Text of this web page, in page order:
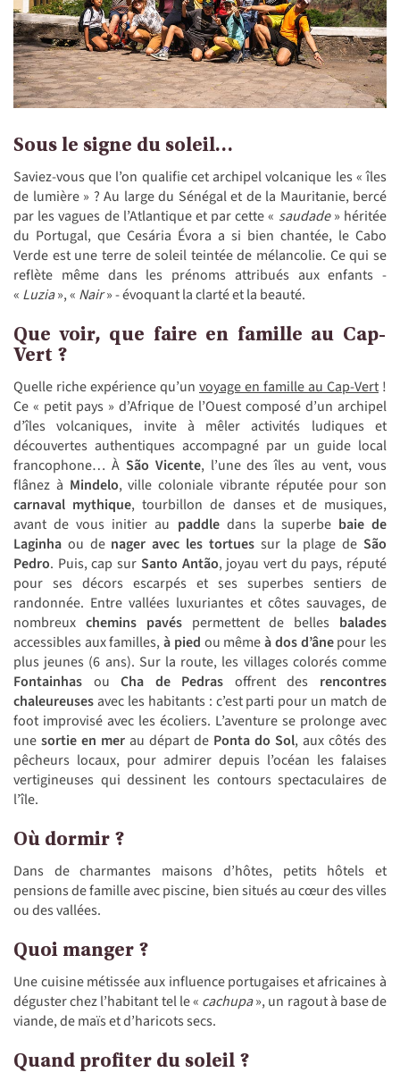
Sous le signe du soleil…
Saviez-vous que l’on qualifie cet archipel volcanique les « îles
de lumière » ? Au large du Sénégal et de la Mauritanie, bercé
par les vagues de l’Atlantique et par cette « saudade» héritée
du Portugal, que Cesária Évora a si bien chantée, le Cabo
Verde est une terre de soleil teintée de mélancolie. Ce qui se
reflète même dans les prénoms attribués aux enfants -
« Luzia», « Nair» - évoquant la clarté et la beauté.
Que voir, que faire en famille au Cap-
Vert ?
Quelle riche expérience qu’un voyage en famille au Cap-Vert !
Ce « petit pays » d’Afrique de l’Ouest composé d’un archipel
d’îles volcaniques, invite à mêler activités ludiques et
découvertes authentiques accompagné par un guide local
francophone… À São Vicente, l’une des îles au vent, vous
flânez à Mindelo, ville coloniale vibrante réputée pour son
carnaval mythique, tourbillon de danses et de musiques,
avant de vous initier au paddledans la superbe baie de
Laginha ou de nager avec les tortuessur la plage deSão
Pedro. Puis, cap sur Santo Antão, joyau vert du pays, réputé
pour ses décors escarpés et ses superbes sentiers de
randonnée. Entre vallées luxuriantes et côtes sauvages, de
nombreux chemins pavéspermettent de belles balades
accessibles aux familles,à pied ou mêmeà dos d’ânepour les
plus jeunes (6 ans). Sur la route, les villages colorés comme
Fontainhas ouCha de Pedras offrent des rencontres
chaleureuses avec les habitants : c’est parti pour un match de
foot improvisé avec les écoliers. L’aventure se prolonge avec
une sortie en mer au départ de Ponta do Sol, aux côtés des
pêcheurs locaux, pour admirer depuis l’océan les falaises
vertigineuses qui dessinent les contours spectaculaires de
l’île.
Où dormir ?
Dans de charmantes maisons d’hôtes, petits hôtels et
pensions de famille avec piscine, bien situés au cœur des villes
ou des vallées.
Quoi manger ?
Une cuisine métissée aux influence portugaises et africaines à
déguster chez l’habitant tel le « cachupa», un ragout à base de
viande, de maïs et d’haricots secs.
Quand profiter du soleil ?